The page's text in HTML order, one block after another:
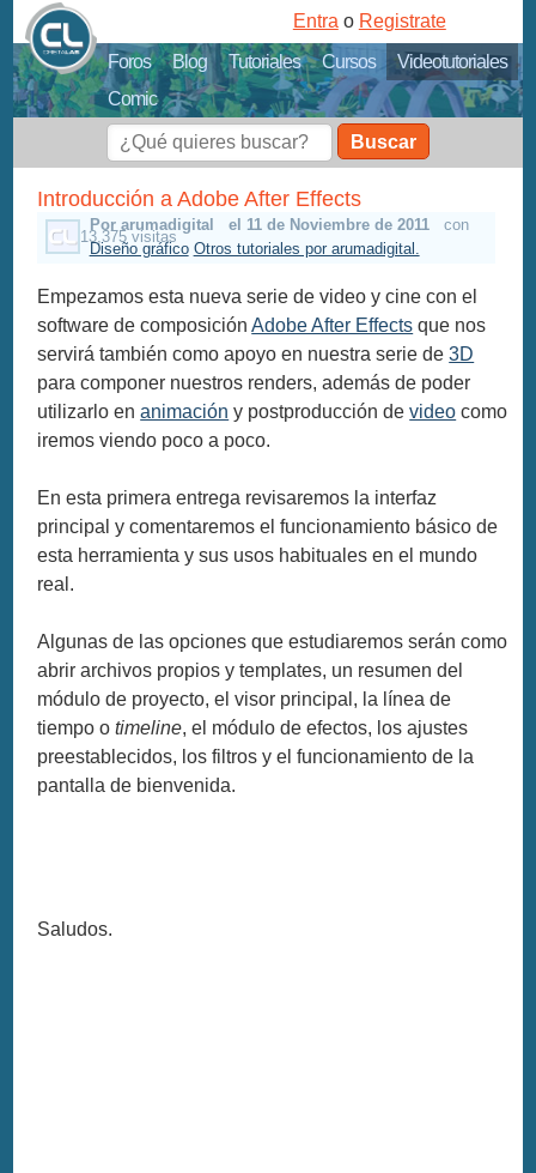
Foros Blog Tutoriales Cursos
Videotutoriales
Comic
Entra o Registrate
Buscar
Introducción a Adobe After Effects
Por arumadigital el 11 de Noviembre de 2011 con
13,375 visitas
Diseño gráfico Otros tutoriales por arumadigital.
Empezamos esta nueva serie de video y cine con el
software de composiciónAdobe After Effects que nos
servirá también como apoyo en nuestra serie de3D
para componer nuestros renders, además de poder
utilizarlo enanimación y postproducción devideo como
iremos viendo poco a poco.
En esta primera entrega revisaremos la interfaz
principal y comentaremos el funcionamiento básico de
esta herramienta y sus usos habituales en el mundo
real.
Algunas de las opciones que estudiaremos serán como
abrir archivos propios y templates, un resumen del
módulo de proyecto, el visor principal, la línea de
tiempo otimeline, el módulo de efectos, los ajustes
preestablecidos, los filtros y el funcionamiento de la
pantalla de bienvenida.
Saludos.